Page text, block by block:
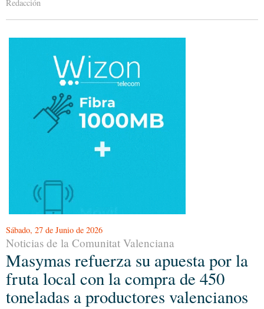
Redacción
Sábado, 27 de Junio de 2026
Noticias de la Comunitat Valenciana
Masymas refuerza su apuesta por la
fruta local con la compra de 450
toneladas a productores valencianos